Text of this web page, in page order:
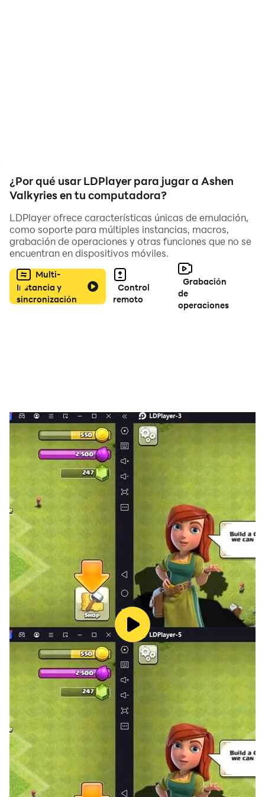
¿Por qué usar LDPlayer para jugar a Ashen
Valkyries en tu computadora?
LDPlayer ofrece características únicas de emulación,
como soporte para múltiples instancias, macros,
grabación de operaciones y otras funciones que no se
encuentran en dispositivos móviles.
Multi-
Instancia y
sincronización
Control
remoto
Grabación
de
operaciones